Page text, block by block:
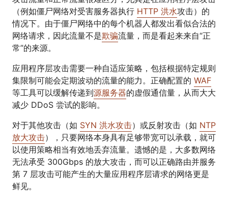
（例如僵尸网络对受害服务器执行 HTTP 洪水攻击）的
情况下。由于僵尸网络中的每个机器人都发出看似合法的
网络请求，因此流量不是欺骗流量，而是看起来来自“正
常”的来源。
应用程序层攻击需要一种自适应策略，包括根据特定规则
集限制可能会定期波动的流量的能力。正确配置的 WAF
等工具可以缓解传递到源服务器的虚假通信量，从而大大
减少 DDoS 尝试的影响。
对于其他攻击（如 SYN 洪水攻击）或反射攻击（如 NTP
放大攻击），只要网络本身具有足够带宽可以承载，就可
以使用策略相当有效地丢弃流量。遗憾的是，大多数网络
无法承受 300Gbps 的放大攻击，而可以正确路由并服务
第 7 层攻击可能产生的大量应用程序层请求的网络更是
鲜见。